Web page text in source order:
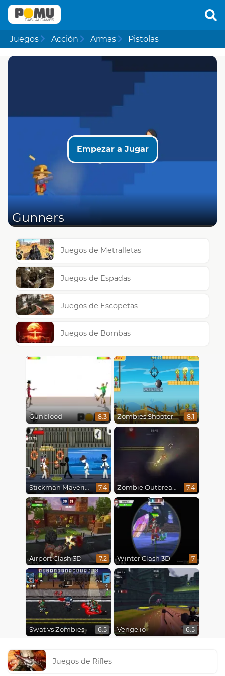
Juegos Acción Armas Pistolas
Empezar a Jugar
Gunners
Juegos de Metralletas
Juegos de Espadas
Juegos de Escopetas
Juegos de Bombas
Gunblood 8.3 Zombies Shooter 8.1
Stickman Maverick: Bad Boys Killer 7.4 Zombie Outbreak Arena 7.4
Airport Clash 3D 7.2 Winter Clash 3D 7
Swat vs Zombies 6.5 Venge.io 6.5
Juegos de Rifles